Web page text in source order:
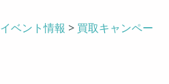
イベント情報 > 買取キャンペー